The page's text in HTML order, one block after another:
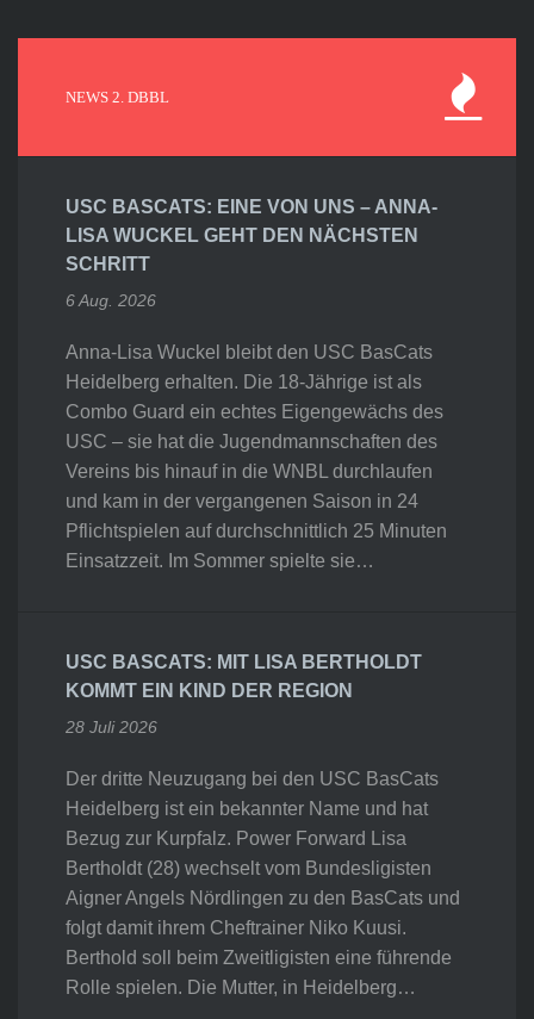
NEWS 2. DBBL
USC BASCATS: EINE VON UNS – ANNA-
LISA WUCKEL GEHT DEN NÄCHSTEN
SCHRITT
6 Aug. 2026
Anna-Lisa Wuckel bleibt den USC BasCats
Heidelberg erhalten. Die 18-Jährige ist als
Combo Guard ein echtes Eigengewächs des
USC – sie hat die Jugendmannschaften des
Vereins bis hinauf in die WNBL durchlaufen
und kam in der vergangenen Saison in 24
Pflichtspielen auf durchschnittlich 25 Minuten
Einsatzzeit. Im Sommer spielte sie…
USC BASCATS: MIT LISA BERTHOLDT
KOMMT EIN KIND DER REGION
28 Juli 2026
Der dritte Neuzugang bei den USC BasCats
Heidelberg ist ein bekannter Name und hat
Bezug zur Kurpfalz. Power Forward Lisa
Bertholdt (28) wechselt vom Bundesligisten
Aigner Angels Nördlingen zu den BasCats und
folgt damit ihrem Cheftrainer Niko Kuusi.
Berthold soll beim Zweitligisten eine führende
Rolle spielen. Die Mutter, in Heidelberg…